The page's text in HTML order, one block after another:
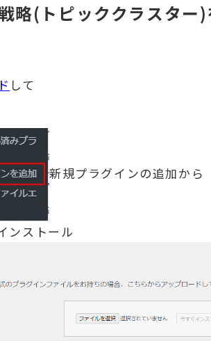
略(トピッククラスター)
して
新規プラグインの追加から
ンストール